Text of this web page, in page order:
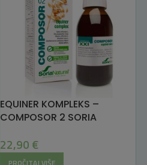
EQUINER KOMPLEKS –
COMPOSOR 2 SORIA
22,90 €
PROČITAJ VIŠE